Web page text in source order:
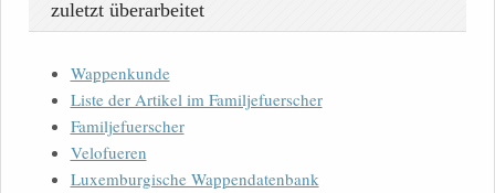
zuletzt überarbeitet
Wappenkunde
Liste der Artikel im Familjefuerscher
Familjefuerscher
Velofueren
Luxemburgische Wappendatenbank